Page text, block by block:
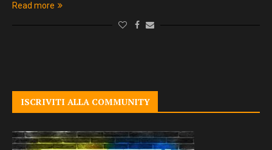
Read more
ISCRIVITI ALLA COMMUNITY